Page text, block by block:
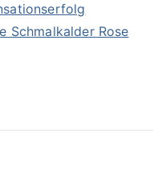
Schmalkalder Rose